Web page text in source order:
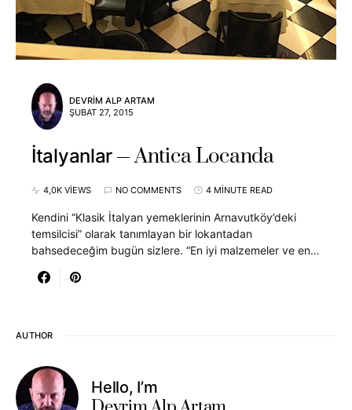
DEVRIM ALP ARTAM
ŞUBAT 27, 2015
İtalyanlar Antica Locanda
4,0K VIEWS NO COMMENTS 4 MINUTE READ
Kendini “Klasik İtalyan yemeklerinin Arnavutköy’deki
temsilcisi” olarak tanımlayan bir lokantadan
bahsedeceğim bugün sizlere. “En iyi malzemeler ve en…
AUTHOR
Hello, I’m